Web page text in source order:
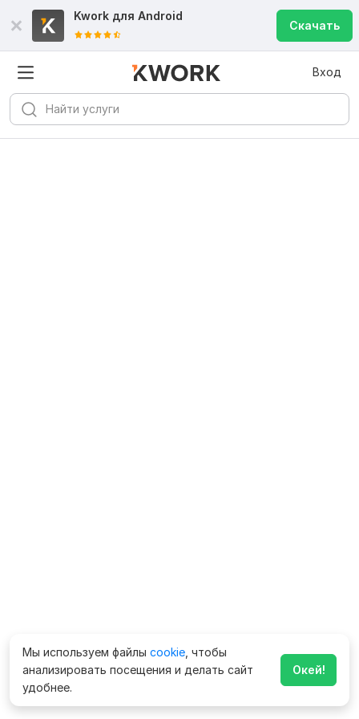
Kwork для Android
Скачать
Вход
Мы используем файлы cookie , чтобы
анализировать посещения и делать сайт
удобнее.
Окей!